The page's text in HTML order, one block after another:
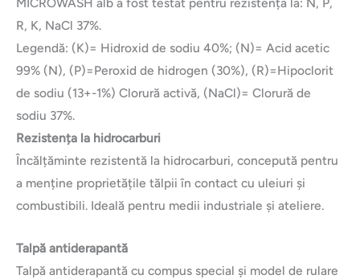
R, K, NaCl 37%.
Legendă: (K)= Hidroxid de sodiu 40%; (N)= Acid acetic
99% (N), (P)=Peroxid de hidrogen (30%), (R)=Hipoclorit
de sodiu (13+-1%) Clorură activă, (NaCl)= Clorură de
sodiu 37%.
Rezistența la hidrocarburi
Încălțăminte rezistentă la hidrocarburi, concepută pentru
a menține proprietățile tălpii în contact cu uleiuri și
combustibili. Ideală pentru medii industriale și ateliere.
Talpă antiderapantă
Talpă antiderapantă cu compus special și model de rulare